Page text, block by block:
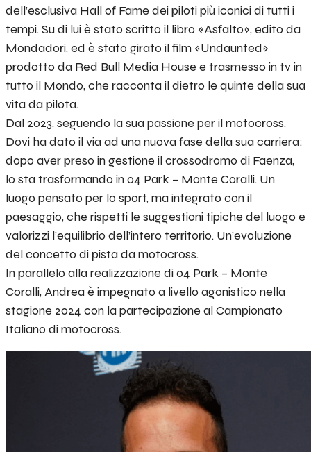
dell’esclusiva Hall of Fame dei piloti più iconici di tutti i
tempi. Su di lui è stato scritto il libro «Asfalto», edito da
Mondadori, ed è stato girato il film «Undaunted»
prodotto da Red Bull Media House e trasmesso in tv in
tutto il Mondo, che racconta il dietro le quinte della sua
vita da pilota.
Dal 2023, seguendo la sua passione per il motocross,
Dovi ha dato il via ad una nuova fase della sua carriera:
dopo aver preso in gestione il crossodromo di Faenza,
lo sta trasformando in 04 Park – Monte Coralli. Un
luogo pensato per lo sport, ma integrato con il
paesaggio, che rispetti le suggestioni tipiche del luogo e
valorizzi l’equilibrio dell’intero territorio. Un’evoluzione
del concetto di pista da motocross.
In parallelo alla realizzazione di 04 Park – Monte
Coralli, Andrea è impegnato a livello agonistico nella
stagione 2024 con la partecipazione al Campionato
Italiano di motocross.